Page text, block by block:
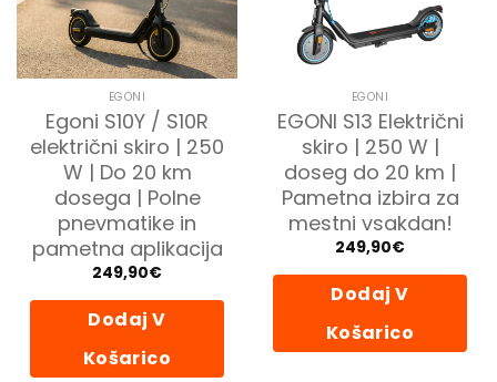
EGONI
Egoni S10Y / S10R
električni skiro | 250
W | Do 20 km
dosega | Polne
pnevmatike in
pametna aplikacija
249,90€
Dodaj V
Košarico
EGONI
EGONI S13 Električni
skiro | 250 W |
doseg do 20 km |
Pametna izbira za
mestni vsakdan!
249,90€
Dodaj V
Košarico